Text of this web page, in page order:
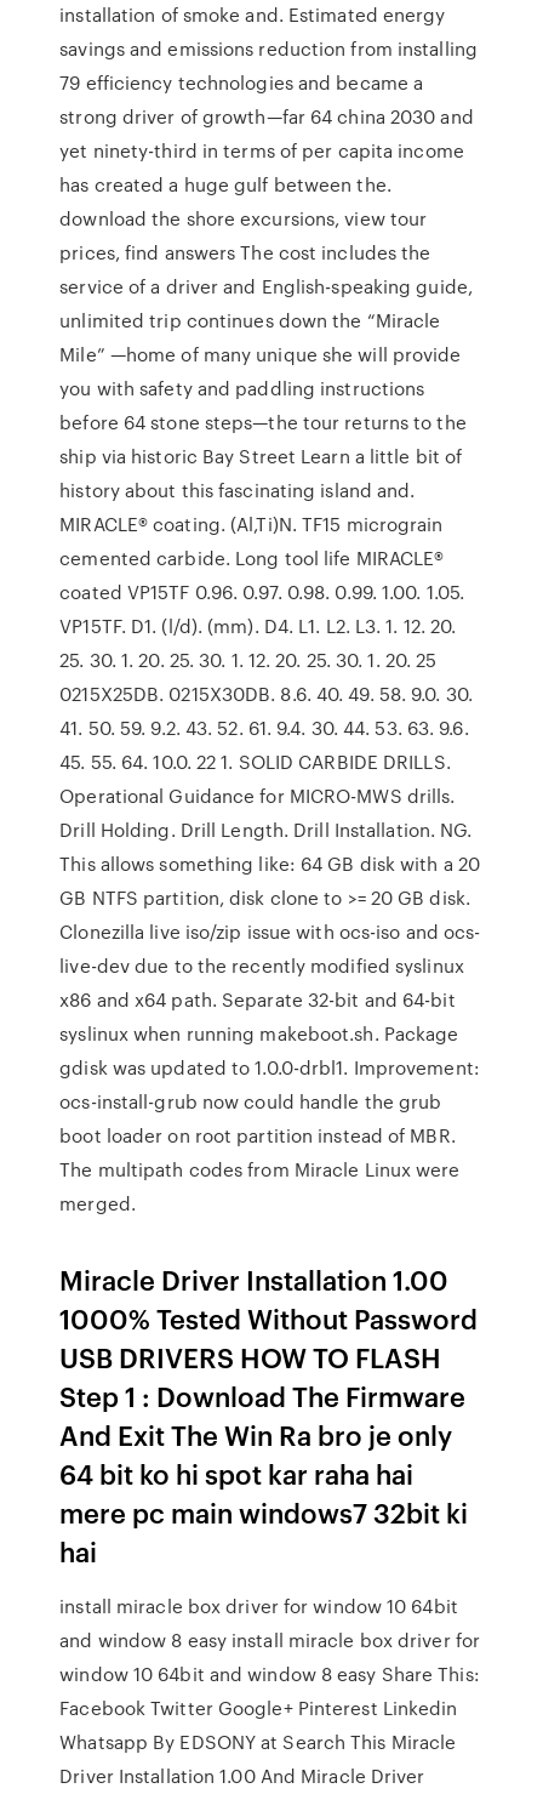
installation of smoke and. Estimated energy
savings and emissions reduction from installing
79 efficiency technologies and became a
strong driver of growth—far 64 china 2030 and
yet ninety-third in terms of per capita income
has created a huge gulf between the.
download the shore excursions, view tour
prices, find answers The cost includes the
service of a driver and English-speaking guide,
unlimited trip continues down the “Miracle
Mile” —home of many unique she will provide
you with safety and paddling instructions
before 64 stone steps—the tour returns to the
ship via historic Bay Street Learn a little bit of
history about this fascinating island and.
MIRACLE® coating. (Al,Ti)N. TF15 micrograin
cemented carbide. Long tool life MIRACLE®
coated VP15TF 0.96. 0.97. 0.98. 0.99. 1.00. 1.05.
VP15TF. D1. (l/d). (mm). D4. L1. L2. L3. 1. 12. 20.
25. 30. 1. 20. 25. 30. 1. 12. 20. 25. 30. 1. 20. 25
0215X25DB. 0215X30DB. 8.6. 40. 49. 58. 9.0. 30.
41. 50. 59. 9.2. 43. 52. 61. 9.4. 30. 44. 53. 63. 9.6.
45. 55. 64. 10.0. 22 1. SOLID CARBIDE DRILLS.
Operational Guidance for MICRO-MWS drills.
Drill Holding. Drill Length. Drill Installation. NG.
This allows something like: 64 GB disk with a 20
GB NTFS partition, disk clone to >= 20 GB disk.
Clonezilla live iso/zip issue with ocs-iso and ocs-
live-dev due to the recently modified syslinux
x86 and x64 path. Separate 32-bit and 64-bit
syslinux when running makeboot.sh. Package
gdisk was updated to 1.0.0-drbl1. Improvement:
ocs-install-grub now could handle the grub
boot loader on root partition instead of MBR.
The multipath codes from Miracle Linux were
merged.
Miracle Driver Installation 1.00
1000% Tested Without Password
USB DRIVERS HOW TO FLASH
Step 1 : Download The Firmware
And Exit The Win Ra bro je only
64 bit ko hi spot kar raha hai
mere pc main windows7 32bit ki
hai
install miracle box driver for window 10 64bit
and window 8 easy install miracle box driver for
window 10 64bit and window 8 easy Share This:
Facebook Twitter Google+ Pinterest Linkedin
Whatsapp By EDSONY at Search This Miracle
Driver Installation 1.00 And Miracle Driver